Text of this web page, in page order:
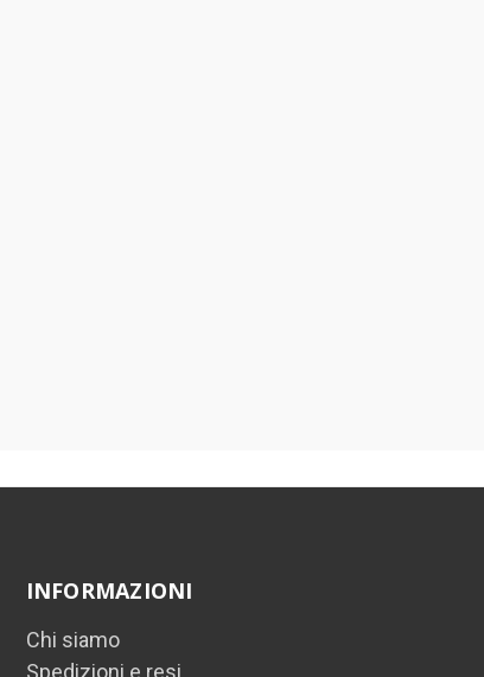
INFORMAZIONI
Chi siamo
Spedizioni e resi